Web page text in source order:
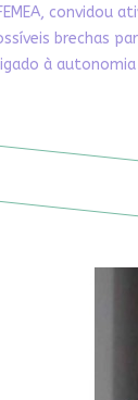
convidou
brechas
à